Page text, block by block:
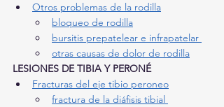
Otros problemas de la rodilla
bloqueo de rodilla
bursitis prepatelear e infrapatelar
otras causas de dolor de rodilla
LESIONES DE TIBIA Y PERONÉ
Fracturas del eje tibio peroneo
fractura de la diáfisis tibial